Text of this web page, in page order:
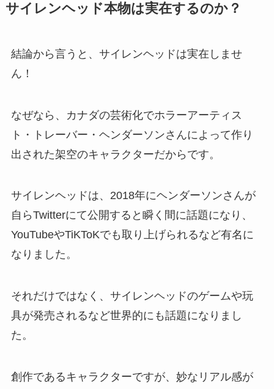
サイレンヘッド本物は実在するのか？
結論から言うと、サイレンヘッドは実在しませ
ん！
なぜなら、カナダの芸術化でホラーアーティス
ト・トレーバー・ヘンダーソンさんによって作り
出された架空のキャラクターだからです。
サイレンヘッドは、2018年にヘンダーソンさんが
自らTwitterにて公開すると瞬く間に話題になり、
YouTubeやTiKToKでも取り上げられるなど有名に
なりました。
それだけではなく、サイレンヘッドのゲームや玩
具が発売されるなど世界的にも話題になりまし
た。
創作であるキャラクターですが、妙なリアル感が